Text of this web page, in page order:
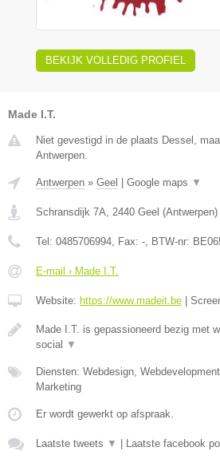
BEKIJK VOLLEDIG PROFIEL
Made I.T.
Niet gevestigd in de plaats Dessel,
Antwerpen.
Antwerpen » Geel Google maps ▼
Schransdijk 7A, 2440 Geel (Antwerpen)
Tel: 0485706994, Fax: -, BTW-nr:
E-mail › Made I.T.
Website: https://www.madeit.be
Made I.T. is gepassioneerd bezig met
social
▼
Diensten: Webdesign,
Marketing
Er wordt gewerkt op afspraak.
Laatste tweets ▼ Laatste facebook